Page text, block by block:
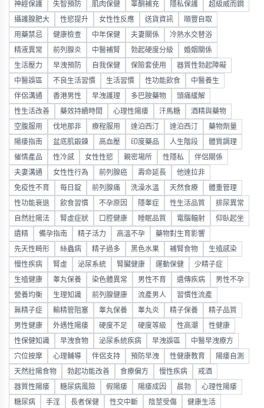
神經保護 失智預防 肌肉保健 睪酮補充 隱私保護 超級威而鋼
攝護腺肥大 性慾提升 女性性反應 送貨資訊 順豐自取
用藥禁忌 健康檢查 中年保健 夫妻關係 冷熱水交替浴
精液異常 前列腺炎 中醫補腎 勃起硬度分級 婚姻關係
生活壓力 早洩預防 自我保健 保險套使用 器質性勃起障礙
中醫誤區 不良生活習慣 生活習慣 性功能飲食 中醫養生
伴侶溝通 香港男性 早洩護理 多巴胺藥物 頭痛緩解
性生活改善 藥效持續時間 心理性陽痿 汗馬糖 酒精與藥物
空腹服用 伐地那非 療程服用 達泊西汀 達泊西汀 藥物劑量
陽痿指南 盆底肌鍛鍊 高血壓 印度藥品 人生階段 體質調理
催情產品 性冷感 女性性慾 親密場所 性隱私 伴侶關係
夫妻溝通 女性性行為 前列腺癌 壽命延長 他達拉非
免疫性不育 每日錠 前列腺痛 洗澡水溫 天然食療 體重管理
性功能衰退 飲食習慣 不孕原因 隱睾症 性生活品質 排尿異常
自然壯陽法 腎虛症狀 口腔健康 睡眠品質 電腦輻射 仰臥起坐
遺精 備孕指南 精子活力 高溫不孕 藥物對生育影響
先天性畸形 絲蟲病 精子過多 黑色水果 補腎食物 生殖感染
慢性疾病 腎虛 泌尿系統 腎臟健康 運動保健 少精子症
生殖健康 睾丸保養 染色體異常 男性不育 遺傳疾病 男性不孕
營養均衡 生理知識 前列腺健康 流產男人 習慣性流產
無精子症 輸精管阻塞 睾丸保養 睾丸炎 精子保養 精子品質
男性健康 外遇性陽痿 硬度不足 硬度等級 性高潮 性健康
性保健知識 早洩食物 泌尿系統疾病 早洩誤區 中醫早洩療方
穴位按摩 心理輔導 伴侶支持 預防早洩 性健康教育 陽痿自測
天然壯陽食物 勃起功能改善 食療偏方 慢性疾病 戒酒
器質性陽痿 糖尿病風險 假陽痿 陽痿成因 晨勃 心理性陽痿
糖尿病 手淫 長者保健 性交中斷 陰莖受傷 健康生活